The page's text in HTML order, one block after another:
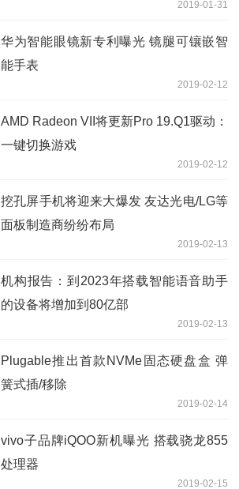
2019-01-31
华为智能眼镜新专利曝光 镜腿可镶嵌智
能手表
2019-02-12
AMD Radeon VII将更新Pro 19.Q1驱动：
一键切换游戏
2019-02-12
挖孔屏手机将迎来大爆发 友达光电/LG等
面板制造商纷纷布局
2019-02-13
机构报告：到2023年搭载智能语音助手
的设备将增加到80亿部
2019-02-13
Plugable推出首款NVMe固态硬盘盒 弹
簧式插/移除
2019-02-14
vivo子品牌iQOO新机曝光 搭载骁龙855
处理器
2019-02-15